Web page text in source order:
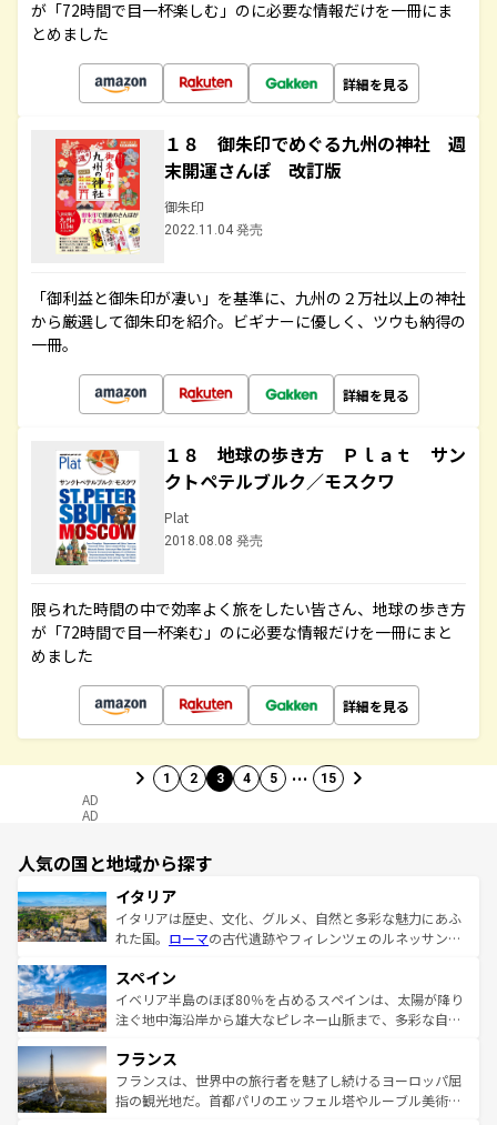
が「72時間で目一杯楽しむ」のに必要な情報だけを一冊にま
とめました
詳細を見る
１８ 御朱印でめぐる九州の神社 週
末開運さんぽ 改訂版
御朱印
2022.11.04 発売
「御利益と御朱印が凄い」を基準に、九州の２万社以上の神社
から厳選して御朱印を紹介。ビギナーに優しく、ツウも納得の
一冊。
詳細を見る
１８ 地球の歩き方 Ｐｌａｔ サン
クトペテルブルク／モスクワ
Plat
2018.08.08 発売
限られた時間の中で効率よく旅をしたい皆さん、地球の歩き方
が「72時間で目一杯楽む」のに必要な情報だけを一冊にまと
めました
詳細を見る
1 2 3 4 5 … 15
AD
AD
人気の国と地域から探す
イタリア
イタリアは歴史、文化、グルメ、自然と多彩な魅力にあふ
れた国。 ローマの古代遺跡やフィレンツェのルネッサンス
ろん、トスカーナの美しい田園風景やアマルフィ海岸の絶
景など、自然景観も見逃せない。観光の合間には、本場の
ピザやパスタなど、絶品のイタリア料理を堪能することも
ませてくれるイタリアで、忘れられない旅をしてみよう！
なお、新着のイタリア情報はコンテンツ一覧 を参照してほ
しい。
スペイン
イベリア半島のほぼ80％を占めるスペインは、太陽が降り
注ぐ地中海沿岸から雄大なピレネー山脈まで、多彩な自然
文化が根付くこの国では、情熱的なフラメンコ、熱気あふ
れる闘牛、そして美味しいタパスが生活の一部となってい
る。首都マドリードの洗練された雰囲気や、バルセロナの
フランス
フランスは、世界中の旅行者を魅了し続けるヨーロッパ屈
指の観光地だ。首都パリのエッフェル塔やルーブル美術館